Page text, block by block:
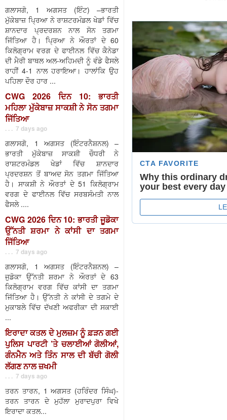
ਗਲਾਸਗੋ, 1 ਅਗਸਤ (ਇੰਟ) –ਭਾਰਤੀ
ਮੁੱਕੇਬਾਜ਼ ਪ੍ਰਿਆ ਨੇ ਰਾਸ਼ਟਰਮੰਡਲ ਖੇਡਾਂ ਵਿੱਚ
ਸ਼ਾਨਦਾਰ ਪ੍ਰਦਰਸ਼ਨ ਨਾਲ ਸੋਨ ਤਗਮਾ
ਜਿੱਤਿਆ ਹੈ। ਪ੍ਰਿਆ ਨੇ ਔਰਤਾਂ ਦੇ 60
ਕਿਲੋਗ੍ਰਾਮ ਵਰਗ ਦੇ ਫਾਈਨਲ ਵਿੱਚ ਕੈਨੇਡਾ
ਦੀ ਮੈਰੀ ਬਾਥਲ ਅਲ-ਅਹਿਮਦੀ ਨੂੰ ਵੰਡੇ ਫੈਸਲੇ
ਰਾਹੀਂ 4-1 ਨਾਲ ਹਰਾਇਆ। ਹਾਲਾਂਕਿ ਉਹ
ਪਹਿਲਾ ਦੌਰ ਹਾਰ ...
CWG 2026 ਦਿਨ 10: ਭਾਰਤੀ
ਮਹਿਲਾ ਮੁੱਕੇਬਾਜ਼ ਸਾਕਸ਼ੀ ਨੇ ਸੋਨ ਤਗਮਾ
ਜਿੱਤਿਆ
. . . 7 days ago
ਗਲਾਸਗੋ, 1 ਅਗਸਤ (ਇੰਟਰਨੈਸ਼ਨਲ) –
ਭਾਰਤੀ ਮੁੱਕੇਬਾਜ਼ ਸਾਕਸ਼ੀ ਚੌਧਰੀ ਨੇ
ਰਾਸ਼ਟਰਮੰਡਲ ਖੇਡਾਂ ਵਿੱਚ ਸ਼ਾਨਦਾਰ
ਪ੍ਰਦਰਸ਼ਨ ਤੋਂ ਬਾਅਦ ਸੋਨ ਤਗਮਾ ਜਿੱਤਿਆ
ਹੈ। ਸਾਕਸ਼ੀ ਨੇ ਔਰਤਾਂ ਦੇ 51 ਕਿਲੋਗ੍ਰਾਮ
ਵਰਗ ਦੇ ਫਾਈਨਲ ਵਿੱਚ ਸਰਬਸੰਮਤੀ ਨਾਲ
ਫੈਸਲੇ ....
CWG 2026 ਦਿਨ 10: ਭਾਰਤੀ ਜੂਡੋਕਾ
ਉੱਨਤੀ ਸ਼ਰਮਾ ਨੇ ਕਾਂਸੀ ਦਾ ਤਗਮਾ
ਜਿੱਤਿਆ
. . . 7 days ago
ਗਲਾਸਗੋ, 1 ਅਗਸਤ (ਇੰਟਰਨੈਸ਼ਨਲ) –
ਜੁਡੋਕਾ ਉੱਨਤੀ ਸ਼ਰਮਾ ਨੇ ਔਰਤਾਂ ਦੇ 63
ਕਿਲੋਗ੍ਰਾਮ ਵਰਗ ਵਿੱਚ ਕਾਂਸੀ ਦਾ ਤਗਮਾ
ਜਿੱਤਿਆ ਹੈ। ਉੱਨਤੀ ਨੇ ਕਾਂਸੀ ਦੇ ਤਗਮੇ ਦੇ
ਮੁਕਾਬਲੇ ਵਿੱਚ ਦੱਖਣੀ ਅਫਰੀਕਾ ਦੀ ਸਕਾਈ
...
ਇਰਾਦਾ ਕਤਲ ਦੇ ਮੁਲਜ਼ਮ ਨੂੰ ਫ਼ੜਨ ਗਈ
ਪੁਲਿਸ ਪਾਰਟੀ ’ਤੇ ਚਲਾਈਆਂ ਗੋਲੀਆਂ,
ਗੰਨਮੈਨ ਅਤੇ ਤਿੰਨ ਸਾਲ ਦੀ ਬੱਚੀ ਗੋਲੀ
ਲੱਗਣ ਨਾਲ ਜ਼ਖਮੀ
. . . 7 days ago
ਤਰਨ ਤਾਰਨ, 1 ਅਗਸਤ (ਹਰਿੰਦਰ ਸਿੰਘ)-
ਤਰਨ ਤਾਰਨ ਦੇ ਮੁਹੱਲਾ ਮੁਰਾਦਪੁਰਾ ਵਿਖੇ
ਇਰਾਦਾ ਕਤਲ...